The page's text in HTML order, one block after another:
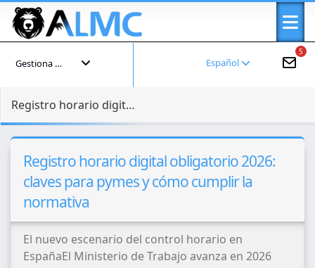
5
Español
Gestiona tu cuenta
Registro horario digital obligatorio 2026: claves para pymes y cómo cumplir la normativa
Registro horario digital obligatorio 2026:
claves para pymes y cómo cumplir la
normativa
El nuevo escenario del control horario en
EspañaEl Ministerio de Trabajo avanza en 2026